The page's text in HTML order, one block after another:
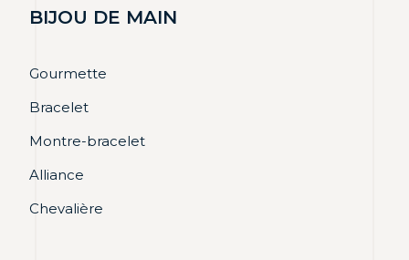
BIJOU DE MAIN
Gourmette
Bracelet
Montre-bracelet
Alliance
Chevalière